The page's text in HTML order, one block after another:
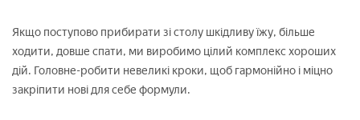
Якщо поступово прибирати зі столу шкідливу їжу, більше
ходити, довше спати, ми виробимо цілий комплекс хороших
дій. Головне-робити невеликі кроки, щоб гармонійно і міцно
закріпити нові для себе формули.